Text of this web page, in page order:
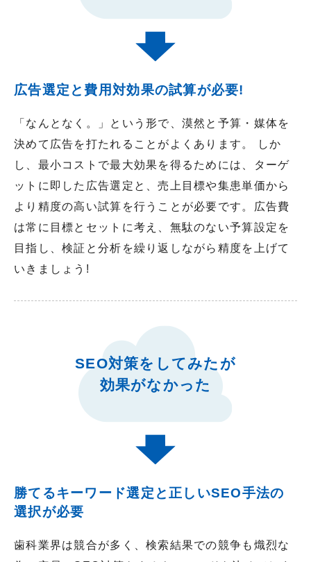
広告選定と費用対効果の試算が必要!
「なんとなく。」という形で、漠然と予算・媒体を
決めて広告を打たれることがよくあります。 しか
し、最小コストで最大効果を得るためには、ターゲ
ットに即した広告選定と、売上目標や集患単価から
より精度の高い試算を行うことが必要です。広告費
は常に目標とセットに考え、無駄のない予算設定を
目指し、検証と分析を繰り返しながら精度を上げて
いきましょう!
SEO対策をしてみたが
効果がなかった
勝てるキーワード選定と正しいSEO手法の
選択が必要
歯科業界は競合が多く、検索結果での競争も熾烈な